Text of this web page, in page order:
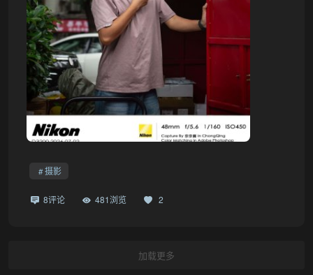
摄影
8评论 481浏览 2
加载更多